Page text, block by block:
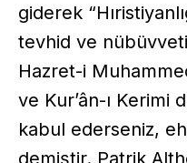
giderek
tevhid ve
Hazret-i
ve Kur’ân-ı Kerimi
kabul ederseniz,